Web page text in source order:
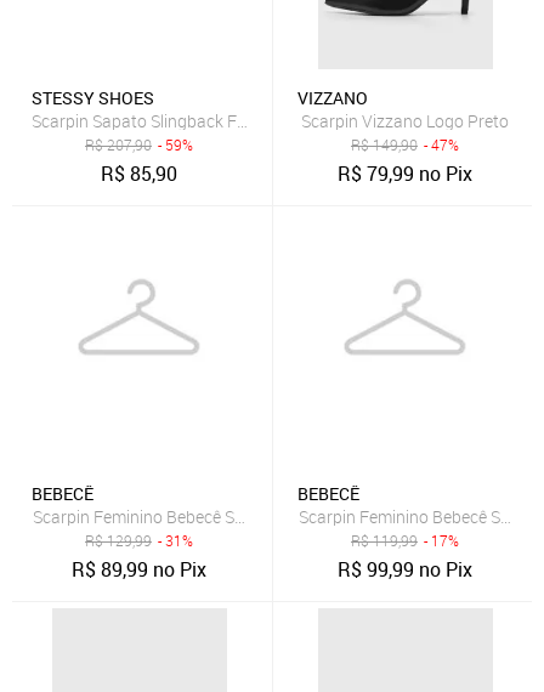
STESSY SHOES
Scarpin Sapato Slingback Feminino Salto Grosso Bico Quadrado Off
R$207,90 - 59%
R$85,90
VIZZANO
Scarpin Vizzano Logo Preto
R$149,90 - 47%
R$79,99 no Pix
BEBECÊ
Scarpin Feminino Bebecê Salto Grosso Texturizado Bege
R$129,99 - 31%
R$89,99 no Pix
BEBECÊ
Scarpin Feminino Bebecê Salto
R$119,99 - 17%
R$99,99 no Pix